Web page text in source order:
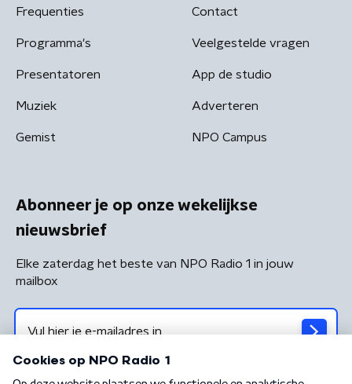
Frequenties
Programma's
Presentatoren
Muziek
Gemist
Contact
Veelgestelde vragen
App de studio
Adverteren
NPO Campus
Abonneer je op onze wekelijkse
nieuwsbrief
Elke zaterdag het beste van NPO Radio 1 in jouw
mailbox